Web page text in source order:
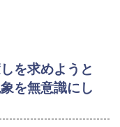
を求めようと
を無意識にし